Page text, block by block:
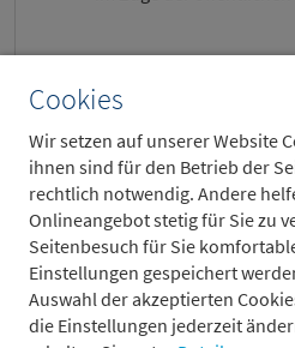
Cookies
Wir setzen auf unserer Website
ihnen sind für den Betrieb der
rechtlich notwendig. Andere
Onlineangebot stetig für Sie zu
Seitenbesuch für Sie
Einstellungen gespeichert
Auswahl der akzeptierten
die Einstellungen jederzeit
Wien,
Wir haben die
–